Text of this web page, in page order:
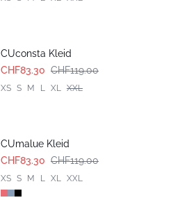
CUconsta Kleid
CHF83.30 CHF119.00
XS S M L XL XXL
CUmalue Kleid
CHF83.30 CHF119.00
XS S M L XL XXL